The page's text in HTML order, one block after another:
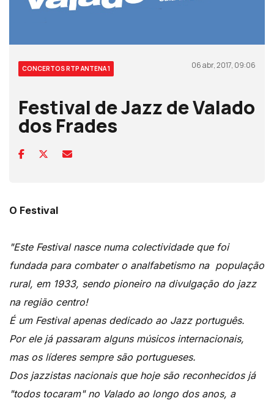
CONCERTOS RTP ANTENA 1 06 abr, 2017, 09:06
Festival de Jazz de Valado
dos Frades
O Festival
"Este Festival nasce numa colectividade que foi
fundada para combater o analfabetismo na população
rural, em 1933, sendo pioneiro na divulgação do jazz
na região centro!
É um Festival apenas dedicado ao Jazz português.
Por ele já passaram alguns músicos internacionais,
mas os líderes sempre são portugueses.
Dos jazzistas nacionais que hoje são reconhecidos já
"todos tocaram" no Valado ao longo dos anos, a